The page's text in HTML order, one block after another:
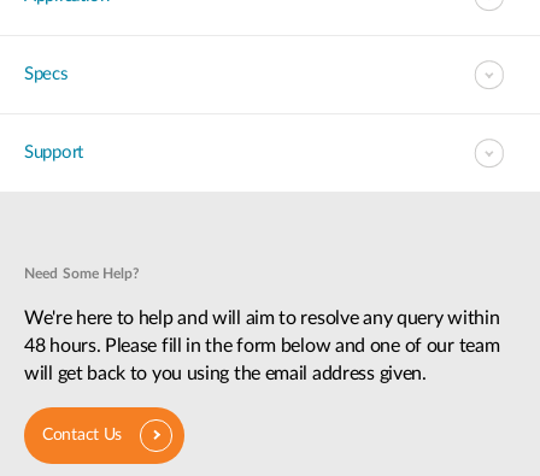
Specs
Support
Need Some Help?
We're here to help and will aim to resolve any query within
48 hours. Please fill in the form below and one of our team
will get back to you using the email address given.
Contact Us